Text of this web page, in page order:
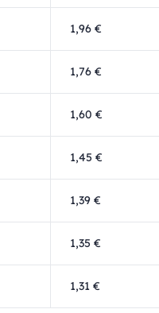
1,96 €
1,76 €
1,60 €
1,45 €
1,39 €
1,35 €
1,31 €